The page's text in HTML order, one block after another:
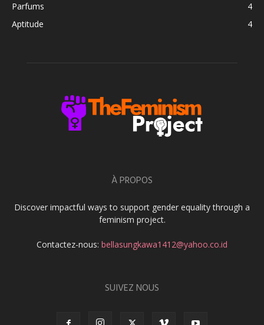
Parfums
4
Aptitude
4
À PROPOS
Discover impactful ways to support gender equality through a
feminism project.
Contactez-nous: bellasungkawa1412@yahoo.co.id
SUIVEZ NOUS